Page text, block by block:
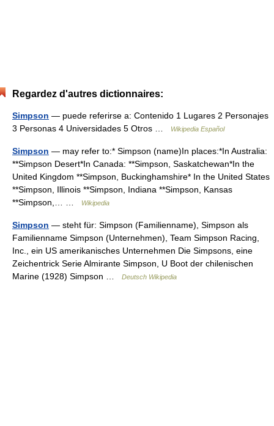
Regardez d'autres dictionnaires:
Simpson — puede referirse a: Contenido 1 Lugares 2 Personajes
3 Personas 4 Universidades 5 Otros …
Wikipedia Español
Simpson — may refer to:* Simpson (name)In places:*In Australia:
**Simpson Desert*In Canada: **Simpson, Saskatchewan*In the
United Kingdom **Simpson, Buckinghamshire* In the United States
**Simpson, Illinois **Simpson, Indiana **Simpson, Kansas
**Simpson,… …
Wikipedia
Simpson — steht für: Simpson (Familienname), Simpson als
Familienname Simpson (Unternehmen), Team Simpson Racing,
Inc., ein US amerikanisches Unternehmen Die Simpsons, eine
Zeichentrick Serie Almirante Simpson, U Boot der chilenischen
Marine (1928) Simpson …
Deutsch Wikipedia